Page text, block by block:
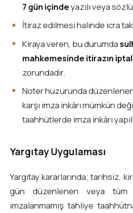
7 gün içindeyazılı veya
İtiraz edilmesi halinde icra
Kiraya veren, bu durumda
mahkemesinde itirazın
zorundadır.
Noter huzurunda
karşı imza inkârı mümkün
taahhütlerde imza inkârı
Yargıtay Uygulaması
Yargıtay kararlarında; tarihsiz,
gün düzenlenen veya tüm
imzalanmamış tahliye